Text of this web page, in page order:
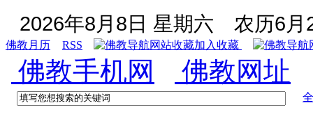
2026年8月8日 星期六 农历6月
佛教月历 RSS 加入收藏
佛教手机网 佛教网址